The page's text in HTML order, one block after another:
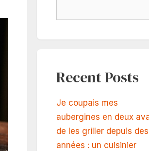
Recent Posts
Je coupais mes
aubergines en deux
de les griller depuis des
années : un cuisinier